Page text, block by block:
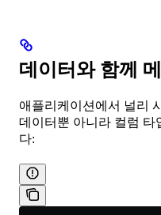
데이터와 함께
애플리케이션에서 널리
데이터뿐 아니라 컬럼 타
다: